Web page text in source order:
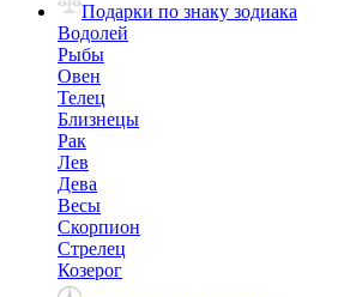
Подарки по знаку зодиака
Водолей
Рыбы
Овен
Телец
Близнецы
Рак
Лев
Дева
Весы
Скорпион
Стрелец
Козерог